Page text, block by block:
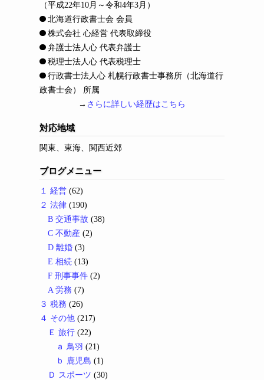
（平成22年10月～令和4年3月）
北海道行政書士会 会員
株式会社 心経営 代表取締役
弁護士法人心 代表弁護士
税理士法人心 代表税理士
行政書士法人心 札幌行政書士事務所（北海道行
政書士会） 所属
→ さらに詳しい経歴はこちら
対応地域
関東、東海、関西近郊
ブログメニュー
１ 経営 (62)
２ 法律 (190)
B 交通事故 (38)
C 不動産 (2)
D 離婚 (3)
E 相続 (13)
F 刑事事件 (2)
A 労務 (7)
３ 税務 (26)
４ その他 (217)
Ｅ 旅行 (22)
ａ 鳥羽 (21)
ｂ 鹿児島 (1)
Ｄ スポーツ (30)